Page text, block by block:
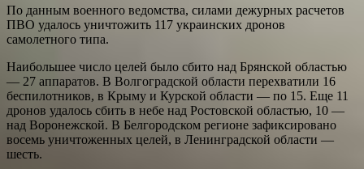
По данным военного ведомства, силами дежурных расчетов
ПВО удалось уничтожить 117 украинских дронов
самолетного типа.
Наибольшее число целей было сбито над Брянской областью
— 27 аппаратов. В Волгоградской области перехватили 16
беспилотников, в Крыму и Курской области — по 15. Еще 11
дронов удалось сбить в небе над Ростовской областью, 10 —
над Воронежской. В Белгородском регионе зафиксировано
восемь уничтоженных целей, в Ленинградской области —
шесть.